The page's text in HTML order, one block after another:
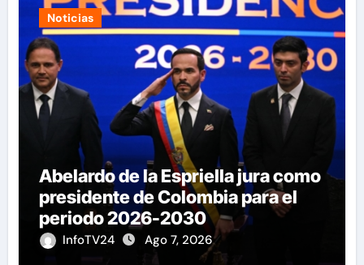
Noticias
Abelardo de la Espriella jura como
presidente de Colombia para el
periodo 2026-2030
InfoTV24 Ago 7, 2026